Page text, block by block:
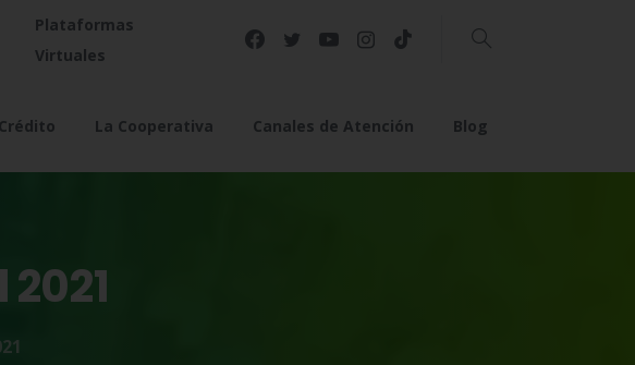
Plataformas
Virtuales
Buscar
Crédito La Cooperativa Canales de Atención Blog
2021